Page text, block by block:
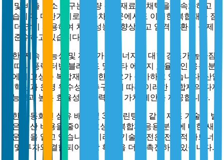
성 및 배출 감소 추구는 경량 복합재료의 채택을 가속화하고
있습니다. 마찬가지로 자동차 부문에서도 이러한 복합재를 점
점 더 많이 사용하여 차량 성능을 향상하고 엄격한 환경 규제
를 준수하고 있습니다.
또한, 지속 가능성 및 재생 가능 에너지에 대한 강조가 높아짐
에 따라 풍력 터빈 블레이드 및 기타 에너지 효율적인 응용 분
야에서 고성능 복합재에 대한 수요가 증가하고 있습니다. 산업
이 혁신과 운영 우수성을 추구함에 따라 이러한 복합재의 다재
다능성과 높은 효율성은 매력적인 가치 제안을 제공합니다.
또한 자동화된 섬유 배치 및 3D 프린팅과 같은 제조 기술의 발
전은 생산 비용을 줄이고 고성능 복합재 응용 분야에 대한 새
로운 길을 열고 있습니다. 이러한 기술 발전은 전략적 파트너
십 및 투자와 결합되어 시장 확장을 더욱 촉진하고 있습니다.